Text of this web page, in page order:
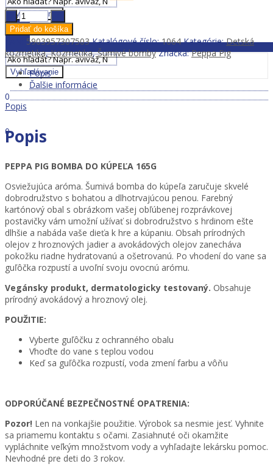
Vyhľadávanie
Zavrieť MENU
Zavrieť MENU
Vyhľadávanie
Dobrý deň, Prihlásiť sa
0
0,00€
0
0,00€
Peppa
Pig
Šumivá
bomba
do
kúpeľa
165
množstvo
Pridať do košíka
5903957307503 Katalógové číslo:1064 Kategórie:Detská
kozmetika,Kozmetika,Šumivé bomby Značka:Peppa Pig
Popis
Ďalšie informácie
Popis
Popis
PEPPA PIG BOMBA DO KÚPEĽA 165G
Osviežujúca aróma. Šumivá bomba do kúpeľa zaručuje skvelé
dobrodružstvo s bohatou a dlhotrvajúcou penou. Farebný
kartónový obal s obrázkom vašej obľúbenej rozprávkovej
postavičky vám umožní užívať si dobrodružstvo s hrdinom ešte
dlhšie a nabáda vaše dieťa k hre a kúpaniu. Obsah prírodných
olejov z hroznových jadier a avokádových olejov zanecháva
pokožku riadne hydratovanú a ošetrovanú. Po vhodení do vane sa
guľôčka rozpustí a uvoľní svoju ovocnú arómu.
Vegánsky produkt, dermatologicky testovaný. Obsahuje
prírodný avokádový a hroznový olej.
POUŽITIE:
Vyberte guľôčku z ochranného obalu
Vhoďte do vane s teplou vodou
Keď sa guľôčka rozpustí, voda zmení farbu a vôňu
ODPORÚČANÉ BEZPEČNOSTNÉ OPATRENIA:
Pozor! Len na vonkajšie použitie. Výrobok sa nesmie jesť. Vyhnite
sa priamemu kontaktu s očami. Zasiahnuté oči okamžite
vypláchnite veľkým množstvom vody a vyhľadajte lekársku pomoc.
Nevhodné pre deti do 3 rokov.